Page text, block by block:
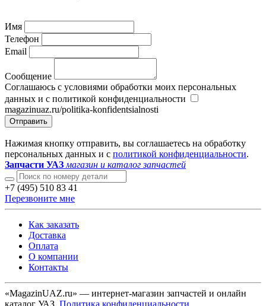
Имя
Телефон
Email
Сообщение
Соглашаюсь с условиями обработки моих персональных
данных и с политикой конфиденциальности
magazinuaz.ru/politika-konfidentsialnosti
Отправить
Нажимая кнопку отправить, вы соглашаетесь на обработку
персональных данных и с политикой конфиденциальности.
Запчасти УАЗ магазин и каталог запчастей
+7 (495) 510 83 41
Перезвоните мне
Как заказать
Доставка
Оплата
О компании
Контакты
«MagazinUAZ.ru» — интернет-магазин запчастей и онлайн